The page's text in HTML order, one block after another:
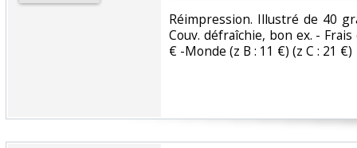
‎Réimpression. Illustré de 40
Couv. défraîchie, bon ex. -
€ -Monde (z B : 11 €) (z C : 21 €) ‎